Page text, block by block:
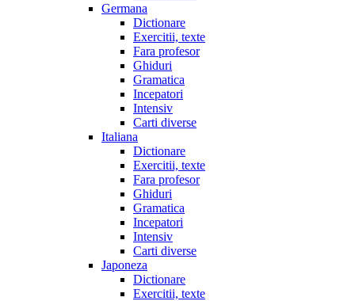
Germana
Dictionare
Exercitii, texte
Fara profesor
Ghiduri
Gramatica
Incepatori
Intensiv
Carti diverse
Italiana
Dictionare
Exercitii, texte
Fara profesor
Ghiduri
Gramatica
Incepatori
Intensiv
Carti diverse
Japoneza
Dictionare
Exercitii, texte